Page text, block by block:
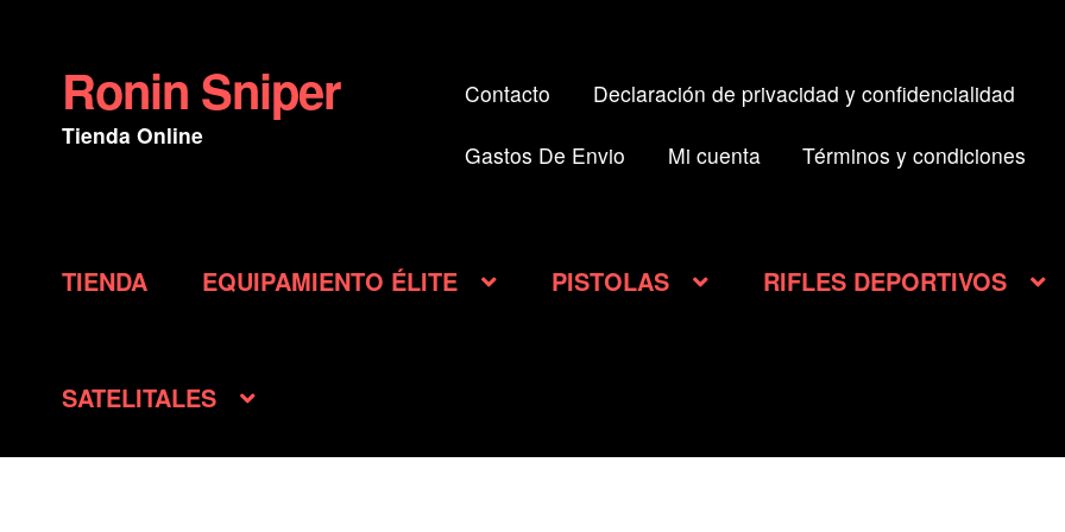
Ir
a
la
Ir
al
contenido
Ronin Sniper
Tienda Online
Contacto Declaración de privacidad y confidencialidad
Gastos De Envio Mi cuenta Términos y condiciones
TIENDA EQUIPAMIENTO ÉLITE PISTOLAS RIFLES DEPORTIVOS
SATELITALES